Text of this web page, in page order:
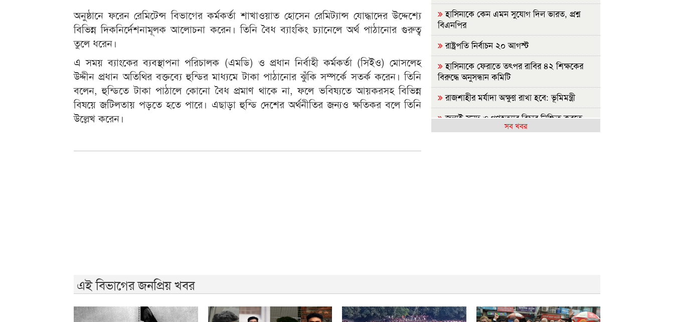
অনুষ্ঠানে ফরেন রেমিটেন্স বিভাগের কর্মকর্তা শাখাওয়াত হোসেন রেমিট্যান্স যোদ্ধাদের উদ্দেশ্যে
বিভিন্ন দিকনির্দেশনামূলক আলোচনা করেন। তিনি বৈধ ব্যাংকিং চ্যানেলে অর্থ পাঠানোর গুরুত্ব
তুলে ধরেন।
এ সময় ব্যাংকের ব্যবস্থাপনা পরিচালক (এমডি) ও প্রধান নির্বাহী কর্মকর্তা (সিইও) মোসলেহ
উদ্দীন প্রধান অতিথির বক্তব্যে হুন্ডির মাধ্যমে টাকা পাঠানোর ঝুঁকি সম্পর্কে সতর্ক করেন। তিনি
বলেন, হুন্ডিতে টাকা পাঠালে কোনো বৈধ প্রমাণ থাকে না, ফলে ভবিষ্যতে আয়করসহ বিভিন্ন
বিষয়ে জটিলতায় পড়তে হতে পারে। এছাড়া হুন্ডি দেশের অর্থনীতির জন্যও ক্ষতিকর বলে তিনি
উল্লেখ করেন।
হাসিনাকে কেন এমন সুযোগ দিল ভারত, প্রশ্ন
বিএনপির
রাষ্ট্রপতি নির্বাচন ২০ আগস্ট
হাসিনাকে ফেরাতে তৎপর রাবির ৪২ শিক্ষকের
বিরুদ্ধে অনুসন্ধান কমিটি
রাজশাহীর মর্যাদা অক্ষুণ্ন রাখা হবে: ভূমিমন্ত্রী
জুলাই সনদ ও গণহত্যার বিচার নিশ্চিত করতে
সরকারকে বাধ্য করা হবে
ববিতে ‘অদম্য জুলাই’ ঘিরে সংঘর্ষ, আহত
কয়েকজন
সব খবর
এই বিভাগের জনপ্রিয় খবর